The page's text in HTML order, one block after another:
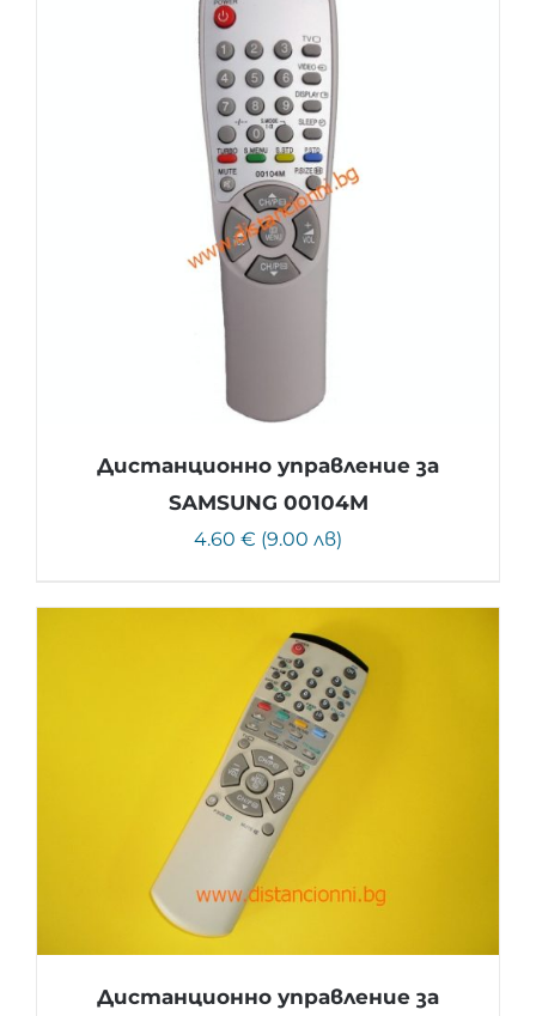
Дистанционно управление за
SAMSUNG 00104M
4.60 € (9.00 лв)
Дистанционно управление за